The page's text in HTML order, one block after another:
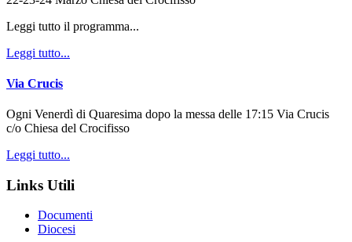
Leggi tutto il programma...
Leggi tutto...
Via Crucis
Ogni Venerdì di Quaresima dopo la messa delle 17:15 Via Crucis
c/o Chiesa del Crocifisso
Leggi tutto...
Links Utili
Documenti
Diocesi